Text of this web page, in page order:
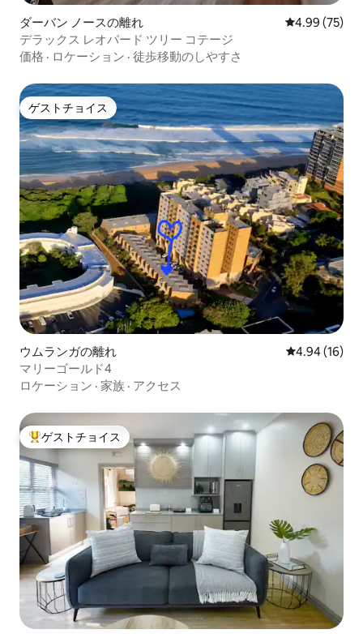
ダーバン ノースの離れ レビュー75
4.99 (75)
デラックス レオパード ツリー コテージ
価格 · ロケーション · 徒歩移動のしやすさ
ゲストチョイス
ゲストチョイス
ウムランガの離れ レビュー16
4.94 (16)
マリーゴールド4
ロケーション · 家族 · アクセス
大好評のゲストチョイスです。
ゲストチョイス